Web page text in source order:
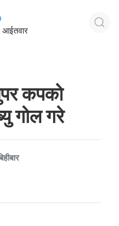
कपको
गोल गरे